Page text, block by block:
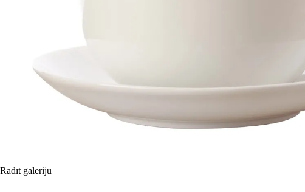
Rādīt galeriju